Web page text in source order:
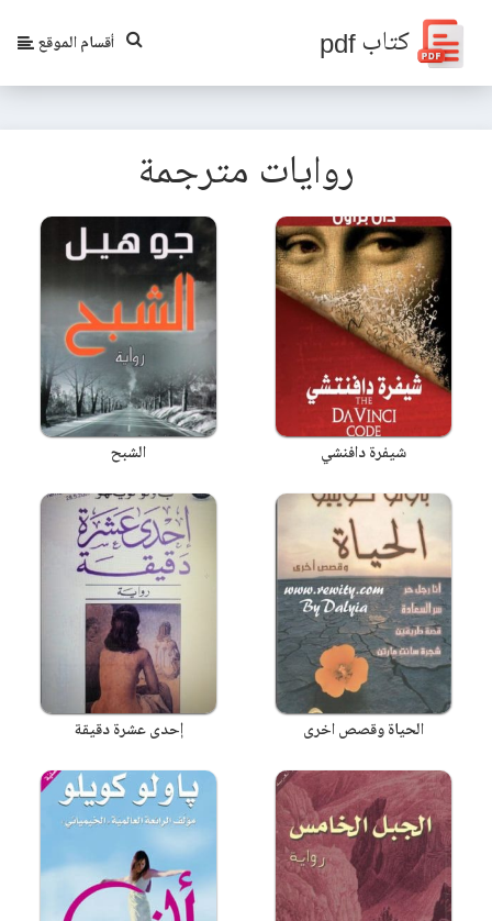
كتاب pdf أقسام الموقع
روايات مترجمة
شيفرة دافنشي الشبح
الحياة وقصص اخرى إحدى عشرة دقيقة